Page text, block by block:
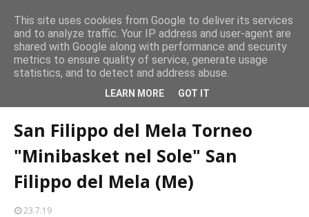
Milazzo 28ª Sagra del Pesce a Vaccarella: il programma
EVENTI
San Filippo del Mela Torneo "Minibasket nel Sole" San
San Filippo del Mela Torneo
"Minibasket nel Sole" San
Filippo del Mela (Me)
23.7.19
This site uses cookies from Google to deliver its services
and to analyze traffic. Your IP address and user-agent are
shared with Google along with performance and security
metrics to ensure quality of service, generate usage
statistics, and to detect and address abuse.
LEARN MORE GOT IT